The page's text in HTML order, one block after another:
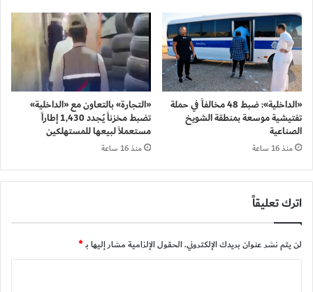
«الداخلية»: ضبط 48 مخالفاً في حملة
تفتيشية موسعة بمنطقة الشويخ
الصناعية
منذ 16 ساعة
«التجارة» بالتعاون مع «الداخلية»
تضبط مخزناً يُجدد 1,430 إطاراً
مستعملاً لبيعها للمستهلكين
منذ 16 ساعة
اترك تعليقاً
لن يتم نشر عنوان بريدك الإلكتروني.الحقول الإلزامية مشار إليها بـ*